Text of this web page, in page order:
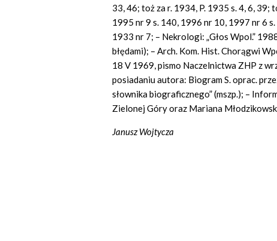
33, 46; toż za r. 1934, P. 1935 s. 4, 6, 39;
1995 nr 9 s. 140, 1996 nr 10, 1997 nr 6
1933 nr 7; – Nekrologi: „Głos Wpol.”
błędami); – Arch. Kom. Hist. Chorągwi
18 V 1969, pismo Naczelnictwa ZHP z
posiadaniu autora: Biogram S. oprac.
słownika biograficznego” (mszp.); –
Zielonej Góry oraz Mariana
Janusz Wojtycza